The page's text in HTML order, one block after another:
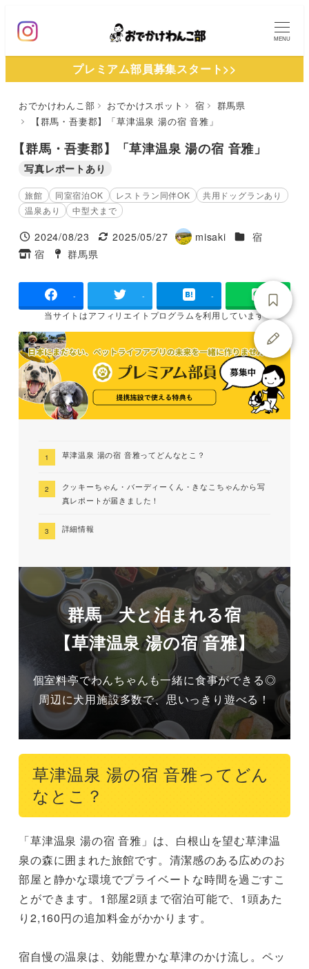
ン
MENU
プレミアム部員募集スタート>>
おでかけわんこ部 おでかけスポット 宿
群馬県
【群馬・吾妻郡】「草津温泉 湯の宿 音雅」
【群馬・吾妻郡】「草津温泉 湯の宿 音雅」
写真レポートあり
旅館 同室宿泊OK レストラン同伴OK
共用ドッグランあり
温泉あり
中型犬まで
投稿日
2024/08/23
更新日
2025/05/27
著
misaki 施設ジャンル
宿
タグ
宿
タグ
群馬県
- - -
当サイトはアフィリエイトプログラムを利用しています
草津温泉 湯の宿 音雅ってどんなとこ？
クッキーちゃん・バーディーくん・きなこちゃんから写
真レポートが届きました！
詳細情報
群馬 犬と泊まれる宿
【草津温泉 湯の宿 音雅】
個室料亭でわんちゃんも一緒に食事ができる◎
周辺に犬用施設多数で、思いっきり遊べる！
草津温泉 湯の宿 音雅ってどん
なとこ？
「草津温泉 湯の宿 音雅」は、白根山を望む草津温
泉の森に囲まれた旅館です。清潔感のある広めのお
部屋と静かな環境でプライベートな時間を過ごすこ
とができます。1部屋2頭まで宿泊可能で、1頭あた
り2,160円の追加料金がかかります。
宿自慢の温泉は、効能豊かな草津のかけ流し。ペッ